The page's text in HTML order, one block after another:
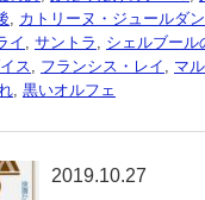
, カトリーヌ・ジュールダン
イ , サントラ , シェルブール
ス, フランシス・レイ , マ
, 黒いオルフェ
2019.10.27